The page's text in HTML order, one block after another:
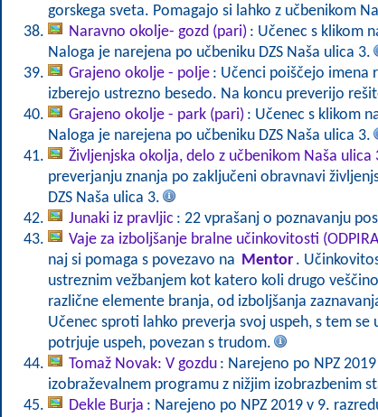
gorskega sveta. Pomagajo si lahko z učbenikom
Naravno okolje- gozd (pari) : Učenec s klikom
Naloga je narejena po učbeniku DZS Naša ulica 3.
Grajeno okolje - polje : Učenci poiščejo imena
izberejo ustrezno besedo. Na koncu preverijo
Grajeno okolje - park (pari) : Učenec s klikom
Naloga je narejena po učbeniku DZS Naša ulica 3.
Življenjska okolja, delo z učbenikom Naša ulica
preverjanju znanja po zaključeni obravnavi
DZS Naša ulica 3.
Junaki iz pravljic : 22 vprašanj o poznavanju
Vaje za izboljšanje bralne učinkovitosti
naj si pomaga s povezavo na Mentor .
ustreznim vežbanjem kot katero koli drugo
različne elemente branja, od izboljšanja
Učenec sproti lahko preverja svoj uspeh, s tem
potrjuje uspeh, povezan s trudom.
Tomaž Novak: V gozdu : Narejeno po NPZ
izobraževalnem programu z nižjim izobrazbenim
Dekle Burja : Narejeno po NPZ 2019 v 9.